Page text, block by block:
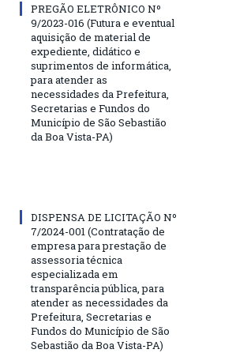
PREGÃO ELETRÔNICO Nº
9/2023-016 (Futura e eventual
aquisição de material de
expediente, didático e
suprimentos de informática,
para atender as
necessidades da Prefeitura,
Secretarias e Fundos do
Município de São Sebastião
da Boa Vista-PA)
DISPENSA DE LICITAÇÃO Nº
7/2024-001 (Contratação de
empresa para prestação de
assessoria técnica
especializada em
transparência pública, para
atender as necessidades da
Prefeitura, Secretarias e
Fundos do Município de São
Sebastião da Boa Vista-PA)